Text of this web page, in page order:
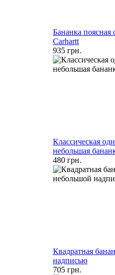
Бананка поясная
Carhartt
935 грн.
Классическая
небольшая
480 грн.
Квадратная
надписью
705 грн.